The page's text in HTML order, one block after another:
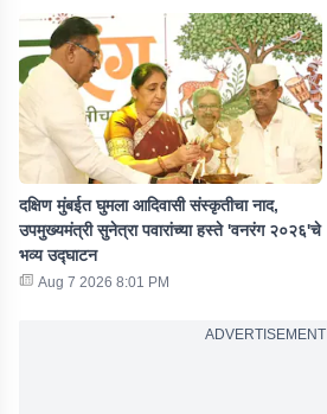
दक्षिण मुंबईत घुमला आदिवासी संस्कृतीचा नाद,
उपमुख्यमंत्री सुनेत्रा पवारांच्या हस्ते 'वनरंग २०२६'चे
भव्य उद्घाटन
Aug 7 2026 8:01 PM
ADVERTISEMENT